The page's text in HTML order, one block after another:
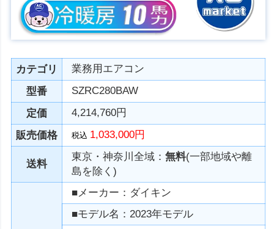
カテゴリ
業務用エアコン
型番
SZRC280BAW
定価
4,214,760円
販売価格
税込 1,033,000円
送料
東京・神奈川全域：無料(一部地域や離
島を除く)
■メーカー：ダイキン
■モデル名：2023年モデル